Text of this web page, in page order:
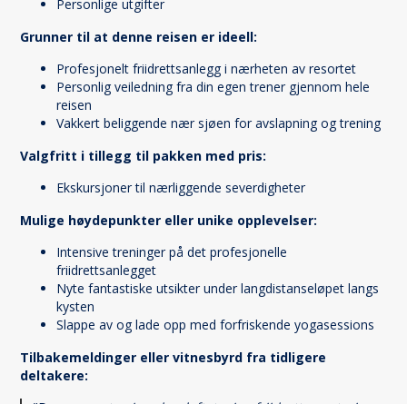
Personlige utgifter
Grunner til at denne reisen er ideell:
Profesjonelt friidrettsanlegg i nærheten av resortet
Personlig veiledning fra din egen trener gjennom hele
reisen
Vakkert beliggende nær sjøen for avslapning og trening
Valgfritt i tillegg til pakken med pris:
Ekskursjoner til nærliggende severdigheter
Mulige høydepunkter eller unike opplevelser:
Intensive treninger på det profesjonelle
friidrettsanlegget
Nyte fantastiske utsikter under langdistanseløpet langs
kysten
Slappe av og lade opp med forfriskende yogasessions
Tilbakemeldinger eller vitnesbyrd fra tidligere
deltakere: